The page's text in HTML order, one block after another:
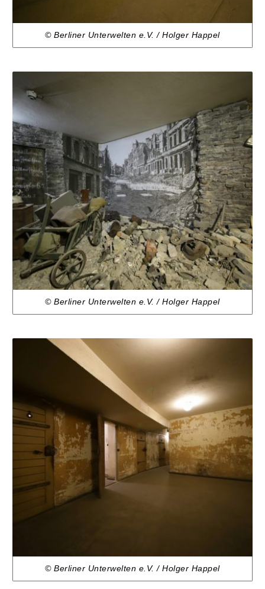
© Berliner Unterwelten e.V. / Holger Happel
© Berliner Unterwelten e.V. / Holger Happel
© Berliner Unterwelten e.V. / Holger Happel